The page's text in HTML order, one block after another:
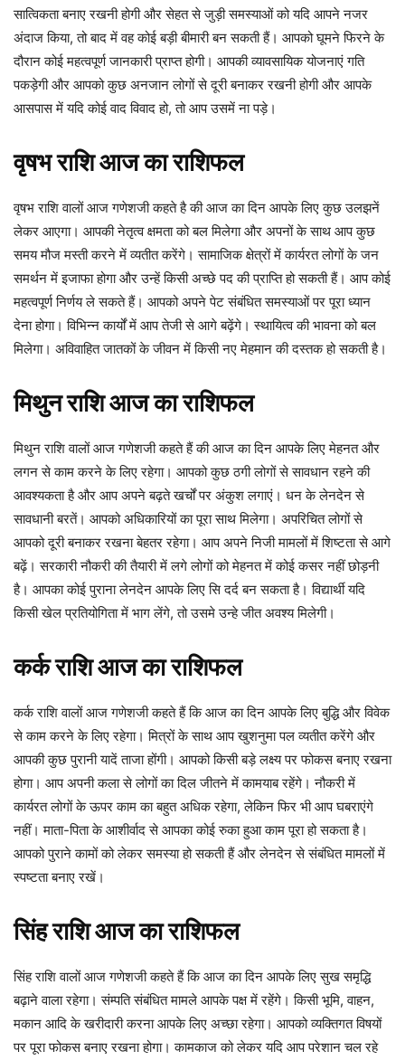
सात्विकता बनाए रखनी होगी और सेहत से जुड़ी समस्याओं को यदि आपने नजर
अंदाज किया, तो बाद में वह कोई बड़ी बीमारी बन सकती हैं। आपको घूमने फिरने के
दौरान कोई महत्वपूर्ण जानकारी प्राप्त होगी। आपकी व्यावसायिक योजनाएं गति
पकड़ेगी और आपको कुछ अनजान लोगों से दूरी बनाकर रखनी होगी और आपके
आसपास में यदि कोई वाद विवाद हो, तो आप उसमें ना पड़े।
वृषभराशिआजकाराशिफल
वृषभ राशि वालों आज गणेशजी कहते है की आज का दिन आपके लिए कुछ उलझनें
लेकर आएगा। आपकी नेतृत्व क्षमता को बल मिलेगा और अपनों के साथ आप कुछ
समय मौज मस्ती करने में व्यतीत करेंगे। सामाजिक क्षेत्रों में कार्यरत लोगों के जन
समर्थन में इजाफा होगा और उन्हें किसी अच्छे पद की प्राप्ति हो सकती हैं। आप कोई
महत्वपूर्ण निर्णय ले सकते हैं। आपको अपने पेट संबंधित समस्याओं पर पूरा ध्यान
देना होगा। विभिन्न कार्यों में आप तेजी से आगे बढ़ेंगे। स्थायित्व की भावना को बल
मिलेगा। अविवाहित जातकों के जीवन में किसी नए मेहमान की दस्तक हो सकती है।
मिथुनराशिआजकाराशिफल
मिथुन राशि वालों आज गणेशजी कहते हैं की आज का दिन आपके लिए मेहनत और
लगन से काम करने के लिए रहेगा। आपको कुछ ठगी लोगों से सावधान रहने की
आवश्यकता है और आप अपने बढ़ते खर्चों पर अंकुश लगाएं। धन के लेनदेन से
सावधानी बरतें। आपको अधिकारियों का पूरा साथ मिलेगा। अपरिचित लोगों से
आपको दूरी बनाकर रखना बेहतर रहेगा। आप अपने निजी मामलों में शिष्टता से आगे
बढ़ें। सरकारी नौकरी की तैयारी में लगे लोगों को मेहनत में कोई कसर नहीं छोड़नी
है। आपका कोई पुराना लेनदेन आपके लिए सि दर्द बन सकता है। विद्यार्थी यदि
किसी खेल प्रतियोगिता में भाग लेंगे, तो उसमे उन्हे जीत अवश्य मिलेगी।
कर्कराशिआजकाराशिफल
कर्क राशि वालों आज गणेशजी कहते हैं कि आज का दिन आपके लिए बुद्धि और विवेक
से काम करने के लिए रहेगा। मित्रों के साथ आप खुशनुमा पल व्यतीत करेंगे और
आपकी कुछ पुरानी यादें ताजा होंगी। आपको किसी बड़े लक्ष्य पर फोकस बनाए रखना
होगा। आप अपनी कला से लोगों का दिल जीतने में कामयाब रहेंगे। नौकरी में
कार्यरत लोगों के ऊपर काम का बहुत अधिक रहेगा, लेकिन फिर भी आप घबराएंगे
नहीं। माता-पिता के आशीर्वाद से आपका कोई रुका हुआ काम पूरा हो सकता है।
आपको पुराने कामों को लेकर समस्या हो सकती हैं और लेनदेन से संबंधित मामलों में
स्पष्टता बनाए रखें।
सिंहराशिआजकाराशिफल
सिंह राशि वालों आज गणेशजी कहते हैं कि आज का दिन आपके लिए सुख समृद्धि
बढ़ाने वाला रहेगा। संम्पति संबंधित मामले आपके पक्ष में रहेंगे। किसी भूमि, वाहन,
मकान आदि के खरीदारी करना आपके लिए अच्छा रहेगा। आपको व्यक्तिगत विषयों
पर पूरा फोकस बनाए रखना होगा। कामकाज को लेकर यदि आप परेशान चल रहे